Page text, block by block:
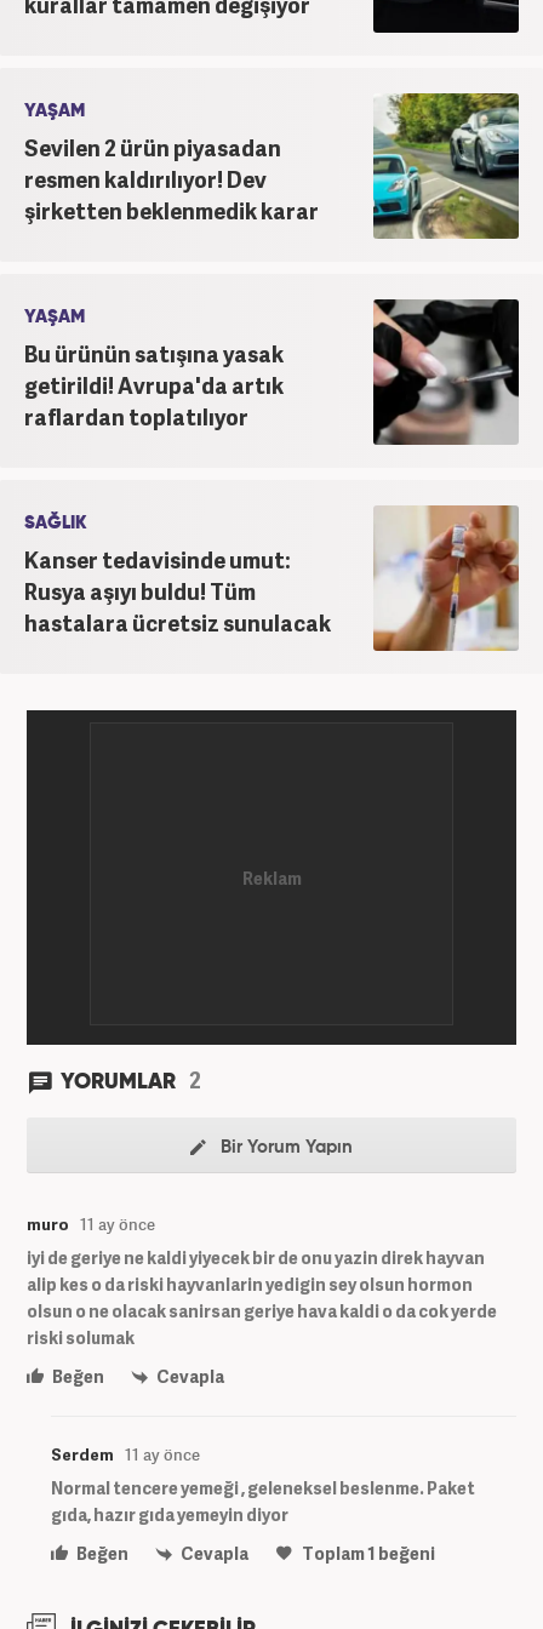
YAŞAM
Sevilen 2 ürün piyasadan
resmen kaldırılıyor! Dev
şirketten beklenmedik karar
YAŞAM
Bu ürünün satışına yasak
getirildi! Avrupa'da artık
raflardan toplatılıyor
SAĞLIK
Kanser tedavisinde umut:
Rusya aşıyı buldu! Tüm
hastalara ücretsiz sunulacak
YORUMLAR 2
Bir Yorum Yapın
muro 11 ay önce
iyi de geriye ne kaldi yiyecek bir de onu yazin direk hayvan
alip kes o da riski hayvanlarin yedigin sey olsun hormon
olsun o ne olacak sanirsan geriye hava kaldi o da cok yerde
riski solumak
Beğen
Cevapla
Serdem 11 ay önce
Normal tencere yemeği , geleneksel beslenme. Paket
gıda, hazır gıda yemeyin diyor
Beğen
Cevapla Toplam1 beğeni